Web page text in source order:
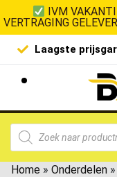
IVM
VERTRAGING
Laagste
Home » Onderdelen »